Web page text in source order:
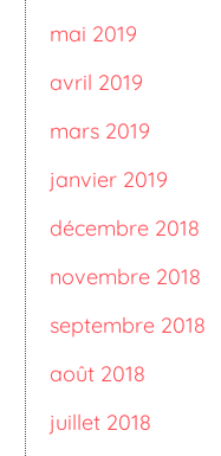
mai 2019
avril 2019
mars 2019
janvier 2019
décembre 2018
novembre 2018
septembre 2018
août 2018
juillet 2018